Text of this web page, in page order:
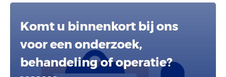
Komt u binnenkort bij ons
voor een onderzoek,
behandeling of operatie?